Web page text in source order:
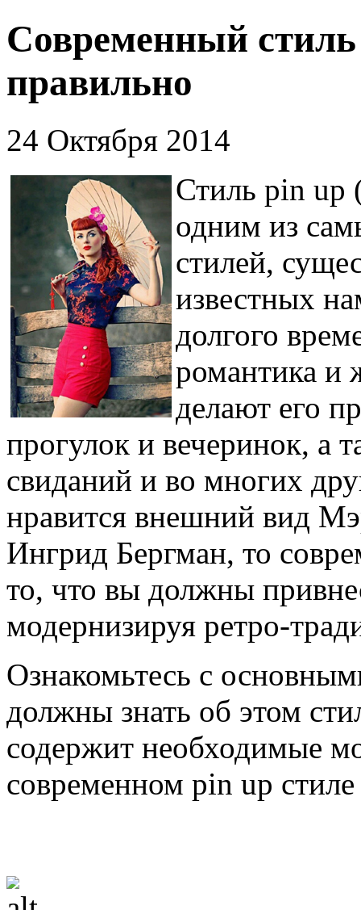
Современный
правильно
24 Октября 2014
Стиль pin up
одним из
стилей,
известных
долгого
романтика и
делают его
прогулок и вечеринок, а
свиданий и во многих
нравится внешний вид
Ингрид Бергман, то
то, что вы должны
модернизируя ретро-
Ознакомьтесь с
должны знать об этом
содержит необходимые
современном pin up